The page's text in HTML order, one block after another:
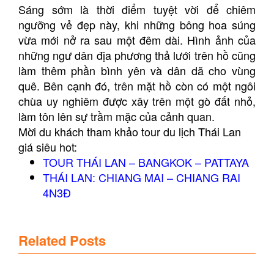
Sáng sớm là thời điểm tuyệt vời để chiêm
ngưỡng vẻ đẹp này, khi những bông hoa súng
vừa mới nở ra sau một đêm dài. Hình ảnh của
những ngư dân địa phương thả lưới trên hồ cũng
làm thêm phần bình yên và dân dã cho vùng
quê. Bên cạnh đó, trên mặt hồ còn có một ngôi
chùa uy nghiêm được xây trên một gò đất nhỏ,
làm tôn lên sự trầm mặc của cảnh quan.
Mời du khách tham khảo tour du lịch Thái Lan
giá siêu hot:
TOUR THÁI LAN – BANGKOK – PATTAYA
THÁI LAN: CHIANG MAI – CHIANG RAI
4N3Đ
Related Posts